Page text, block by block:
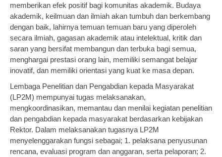
memberikan efek positif bagi komunitas akademik. Budaya
akademik, keilmuan dan ilmiah akan tumbuh dan berkembang
dengan baik, lahirnya temuan temuan baru yang diperoleh
secara ilmiah, gagasan akademik atau intelektual, kritik dan
saran yang bersifat membangun dan terbuka bagi semua,
menghargai prestasi orang lain, memiliki semangat belajar
inovatif, dan memiliki orientasi yang kuat ke masa depan.
Lembaga Penelitian dan Pengabdian kepada Masyarakat
(LP2M) mempunyai tugas melaksanakan,
mengkoordinasikan, memantau dan menilai kegiatan penelitian
dan pengabdian kepada masyarakat berdasarkan kebijakan
Rektor. Dalam melaksanakan tugasnya LP2M
menyelenggarakan fungsi sebagai; 1. pelaksana penyusunan
rencana, evaluasi program dan anggaran, serta pelaporan; 2.